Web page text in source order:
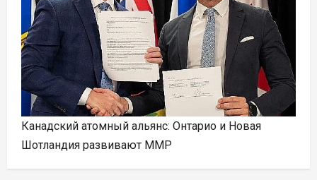
Канадский атомный альянс: Онтарио и Новая
Шотландия развивают ММР